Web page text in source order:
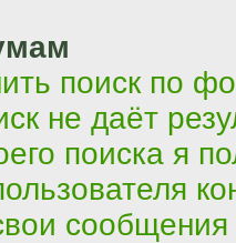
поиск по
не даёт
поиска я